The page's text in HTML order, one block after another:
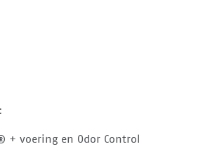
+ voering en Odor Control